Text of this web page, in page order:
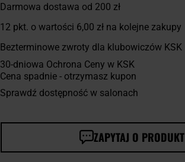
Darmowa dostawa od 200 zł
12 pkt. o wartości 6,00 złna kolejne zakupy
Bezterminowe zwroty dla klubowiczów KSK
30-dniowa Ochrona Ceny w KSK
Cena spadnie - otrzymasz kupon
Sprawdź dostępność w salonach
ZAPYTAJ O PRODUKT